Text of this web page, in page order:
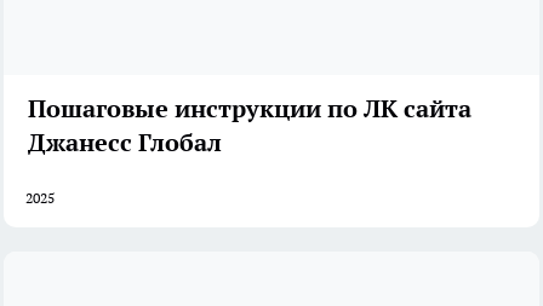
Пошаговые инструкции по ЛК сайта
Джанесс Глобал
2025